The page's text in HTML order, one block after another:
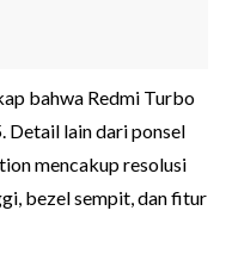
bahwa Redmi Turbo
Detail lain dari ponsel
mencakup resolusi
bezel sempit, dan fitur